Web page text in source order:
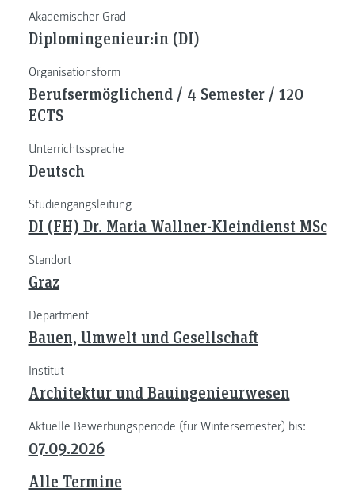
Akademischer Grad
Diplomingenieur:in (DI)
Organisationsform
Berufsermöglichend / 4 Semester / 120
ECTS
Unterrichtssprache
Deutsch
Studiengangsleitung
DI (FH) Dr. Maria Wallner-Kleindienst MSc
Standort
Graz
Department
Bauen, Umwelt und Gesellschaft
Institut
Architektur und Bauingenieurwesen
Aktuelle Bewerbungsperiode (für Wintersemester) bis:
07.09.2026
Alle Termine